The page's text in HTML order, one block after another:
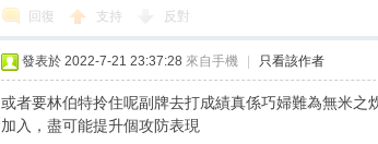
回復 支持 反對
發表於 2022-7-21 23:37:28 來自手機 只看該作者
或者要林伯特拎住呢副牌去打成績真係巧婦難為無米
加入，盡可能提升個攻防表現